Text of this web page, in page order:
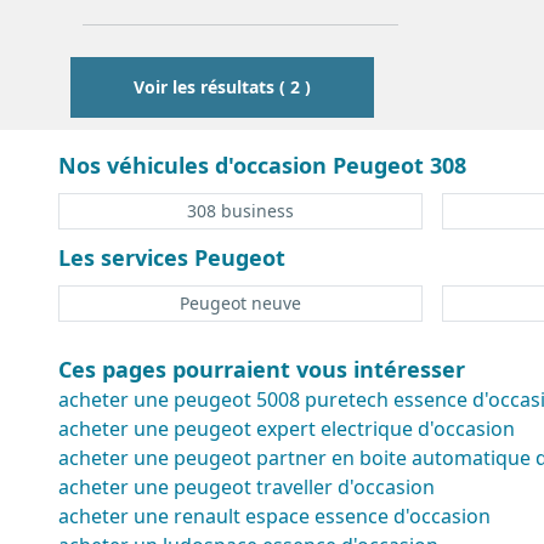
Voir les résultats ( 2 )
Nos véhicules d'occasion Peugeot 308
308 business
Les services Peugeot
Peugeot neuve
Ces pages pourraient vous intéresser
acheter une peugeot 5008 puretech essence
acheter une peugeot expert electrique d'occasion
acheter une peugeot partner en boite automatique
acheter une peugeot traveller d'occasion
acheter une renault espace essence d'occasion